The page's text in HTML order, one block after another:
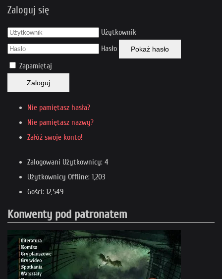
Zaloguj się
Użytkownik
Hasło
Pokaż hasło
Zapamiętaj
Zaloguj
Nie pamiętasz hasła?
Nie pamiętasz nazwy?
Załóż swoje konto!
Zalogowani Użytkownicy: 4
Użytkownicy Offline: 1,203
Gości: 12,549
Konwenty pod patronatem